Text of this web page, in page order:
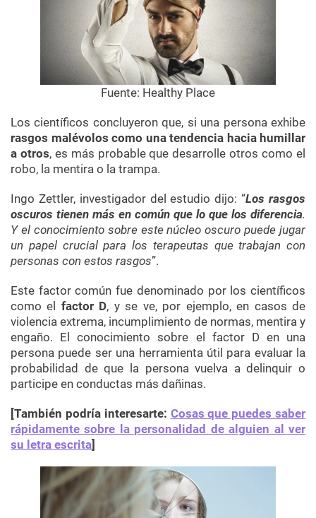
Fuente: Healthy Place
Los científicos concluyeron que, si una persona exhibe
rasgos malévolos como una tendencia hacia humillar
a otros, es más probable que desarrolle otros como el
robo, la mentira o la trampa.
Ingo Zettler, investigador del estudio dijo: “Los rasgos
oscuros tienen más en común que lo que los diferencia.
Y el conocimiento sobre este núcleo oscuro puede jugar
un papel crucial para los terapeutas que trabajan con
personas con estos rasgos”.
Este factor común fue denominado por los científicos
como el factor D, y se ve, por ejemplo, en casos de
violencia extrema, incumplimiento de normas, mentira y
engaño. El conocimiento sobre el factor D en una
persona puede ser una herramienta útil para evaluar la
probabilidad de que la persona vuelva a delinquir o
participe en conductas más dañinas.
[También podría interesarte: Cosas que puedes saber
rápidamente sobre la personalidad de alguien al ver
su letra escrita]